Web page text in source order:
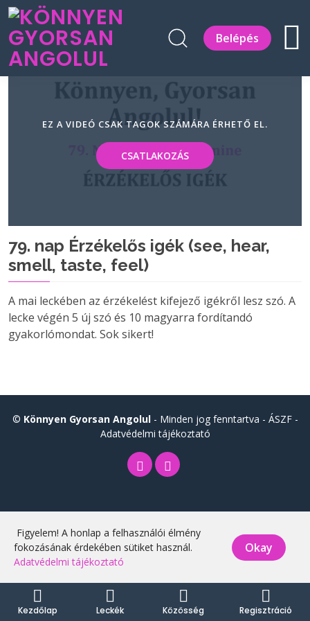
Belépés
EZ A VIDEÓ CSAK TAGOK SZÁMÁRA ÉRHETŐ EL.
CSATLAKOZÁS
79. nap Érzékelős igék (see, hear,
smell, taste, feel)
A mai leckében az érzékelést kifejező igékről lesz szó. A
lecke végén 5 új szó és 10 magyarra fordítandó
gyakorlómondat. Sok sikert!
© Könnyen Gyorsan Angolul- Minden jog fenntartva - ÁSZF-
Adatvédelmi tájékoztató
Figyelem! A honlap a felhasználói élmény
fokozásának érdekében sütiket használ.
Adatvédelmi tájékoztató
Okay
Kezdőlap Leckék Közösség Regisztráció